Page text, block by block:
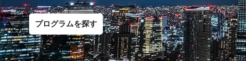
プログラムを探す